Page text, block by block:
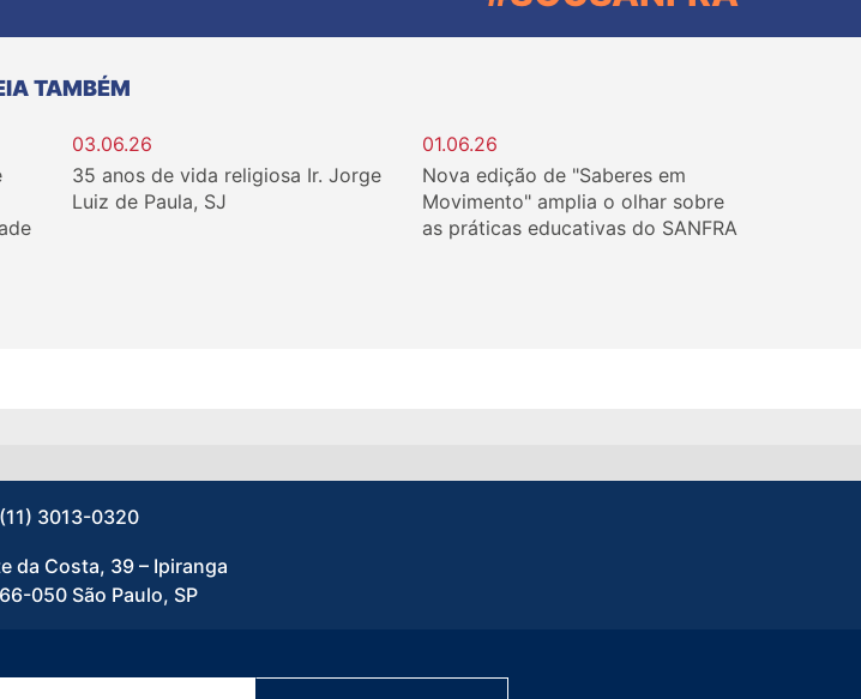
TAMBÉM
03.06.26
35 anos de vida religiosa Ir. Jorge
Luiz de Paula, SJ
01.06.26
Nova edição de "Saberes em
Movimento" amplia o olhar sobre
as práticas educativas do SANFRA
3013-0320
da Costa, 39 – Ipiranga
050 São Paulo, SP